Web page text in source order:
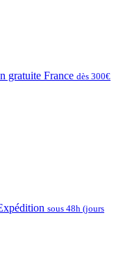
gratuite France dès 300€
sous 48h (jours